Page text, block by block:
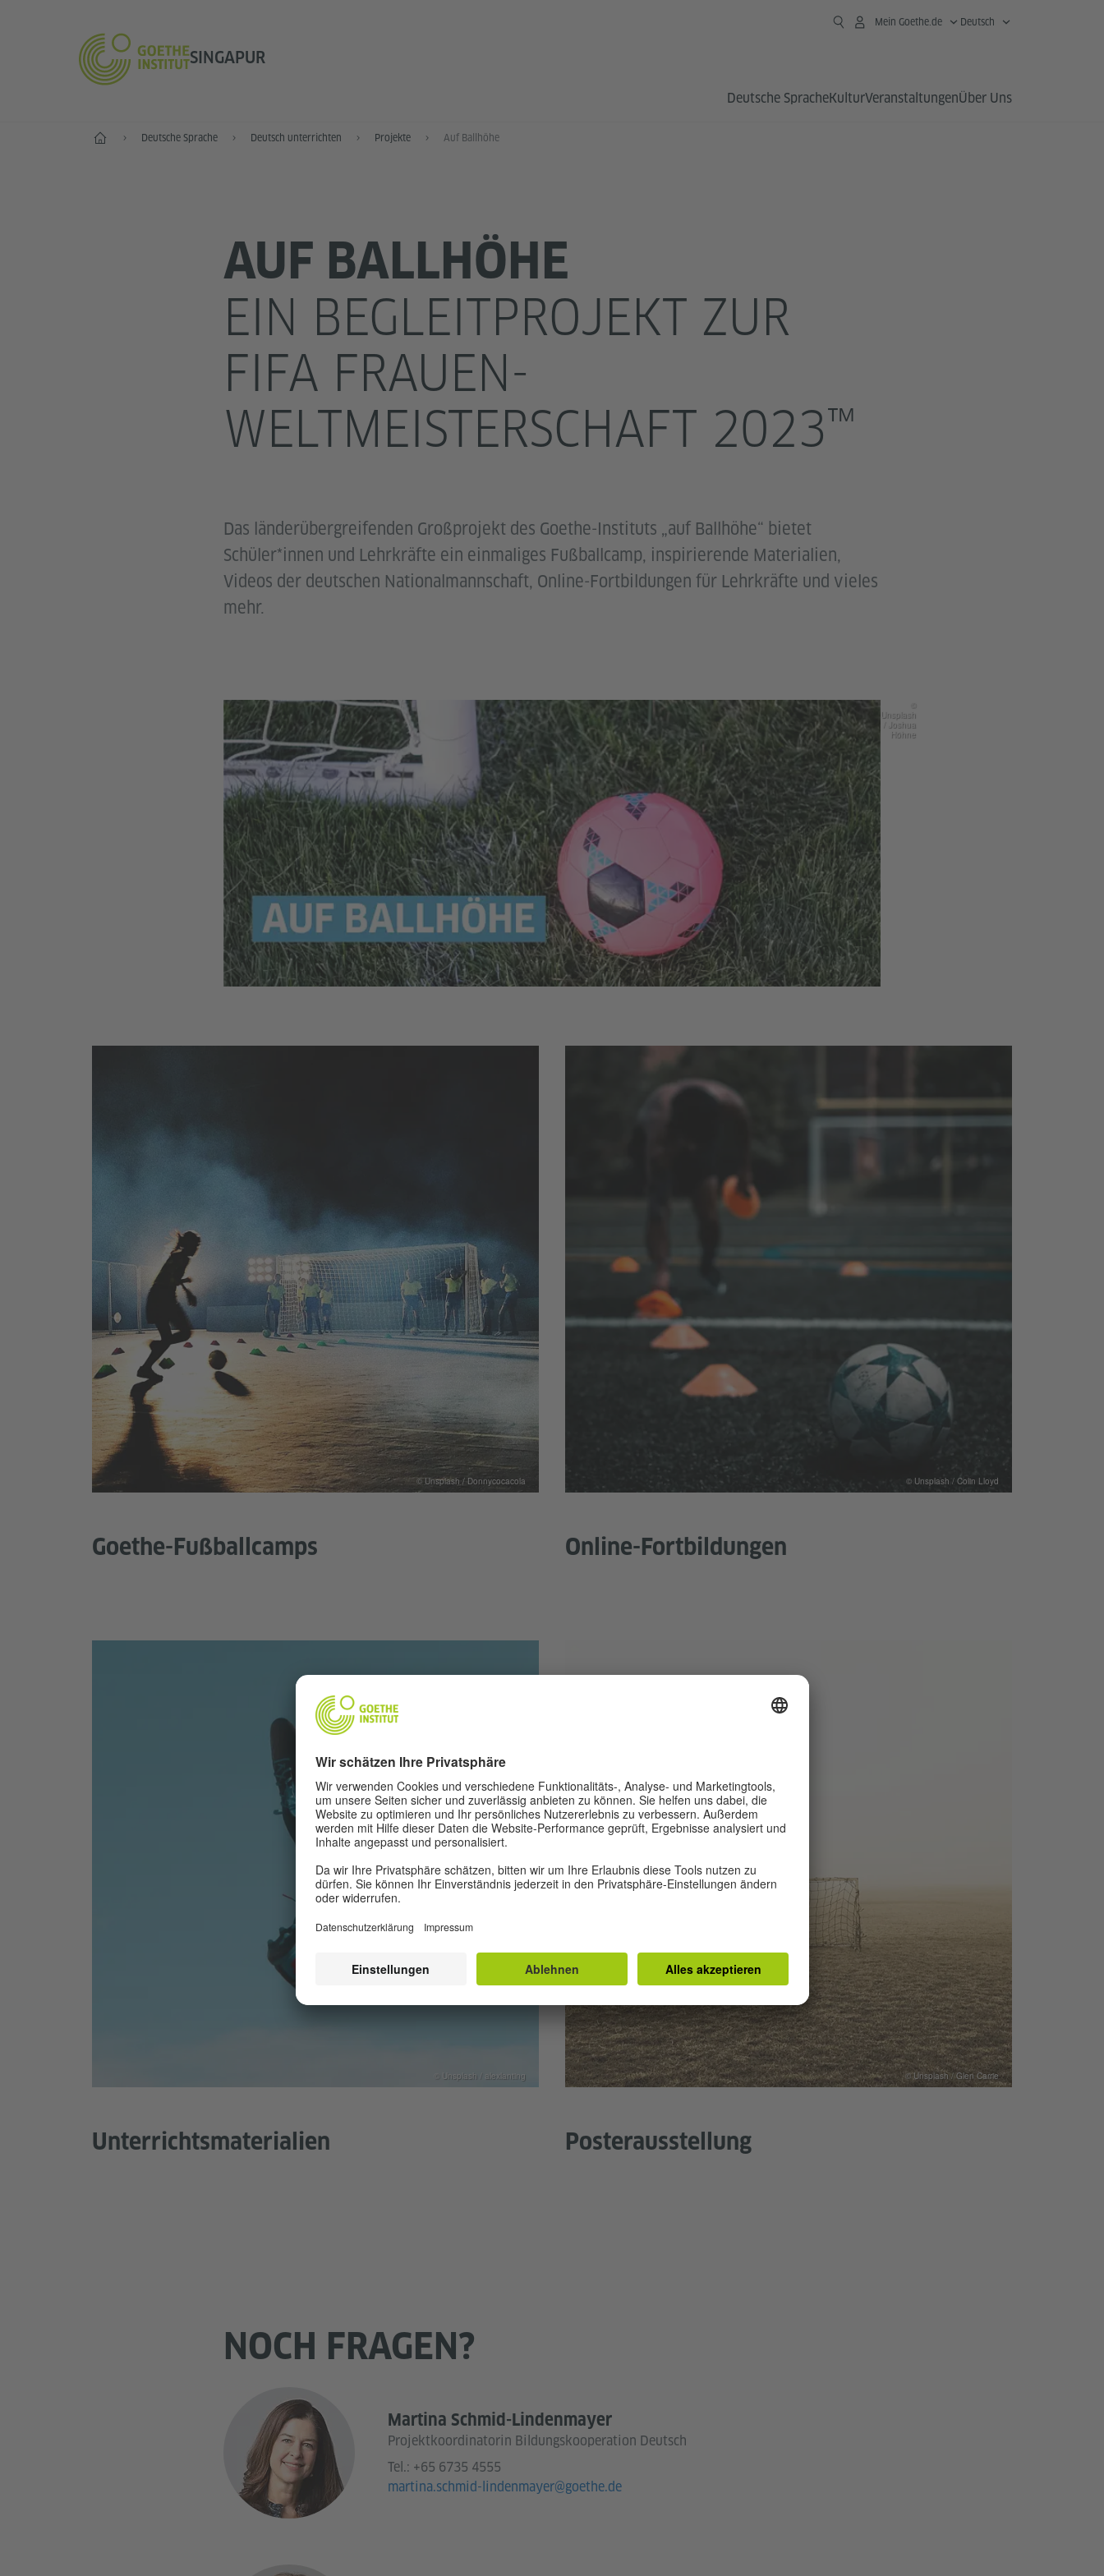
SINGAPUR
Mein Goethe.de Deutsch
Deutsche SpracheKulturVeranstaltungenÜber Uns
Start Deutsche Sprache Deutsch unterrichten Projekte Auf Ballhöhe
AUF BALLHÖHE
EIN BEGLEITPROJEKT ZUR
FIFA FRAUEN-
WELTMEISTERSCHAFT 2023™
Das länderübergreifenden Großprojekt des Goethe-Instituts „auf Ballhöhe“ bietet
Schüler*innen und Lehrkräfte ein einmaliges Fußballcamp, inspirierende Materialien,
Videos der deutschen Nationalmannschaft, Online-Fortbildungen für Lehrkräfte und vieles
mehr.
Unsplash
/ Joshua
Höhne
Goethe-Fußballcamps
© Unsplash / Donnycocacola
Online-Fortbildungen
© Unsplash / Colin Lloyd
Unterrichtsmaterialien
© Unsplash / alexlanting
Posterausstellung
© Unsplash / Glen Carrie
NOCH FRAGEN?
Martina Schmid-Lindenmayer
Projektkoordinatorin Bildungskooperation Deutsch
Tel.: +65 6735 4555
martina.schmid-lindenmayer@goethe.de